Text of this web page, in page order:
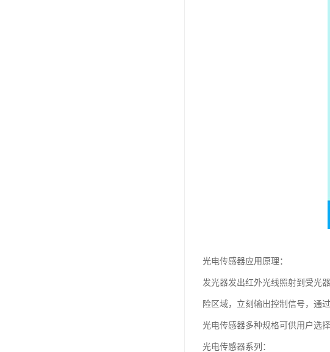
光电传感器应用原理：
发光器发出红外光线照射到受光
险区域，立刻输出控制信号，通
光电传感器多种规格可供用户选择
光电传感器系列：